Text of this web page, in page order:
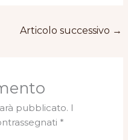
Articolo successivo →
pubblicato. I
*